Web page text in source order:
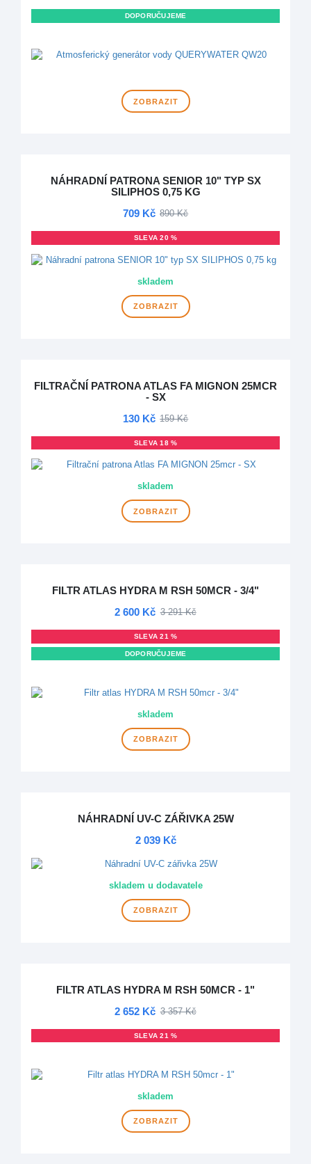
DOPORUČUJEME
ZOBRAZIT
NÁHRADNÍ PATRONA SENIOR 10" TYP SX
SILIPHOS 0,75 KG
709 Kč 890 Kč
SLEVA 20 %
skladem
ZOBRAZIT
FILTRAČNÍ PATRONA ATLAS FA MIGNON 25MCR
- SX
130 Kč 159 Kč
SLEVA 18 %
skladem
ZOBRAZIT
FILTR ATLAS HYDRA M RSH 50MCR - 3/4"
2 600 Kč 3 291 Kč
SLEVA 21 %
DOPORUČUJEME
skladem
ZOBRAZIT
NÁHRADNÍ UV-C ZÁŘIVKA 25W
2 039 Kč
skladem u dodavatele
ZOBRAZIT
FILTR ATLAS HYDRA M RSH 50MCR - 1"
2 652 Kč 3 357 Kč
SLEVA 21 %
skladem
ZOBRAZIT